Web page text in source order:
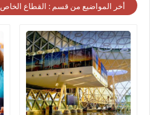
أخر المواضيع من قسم : القطاع الخاص